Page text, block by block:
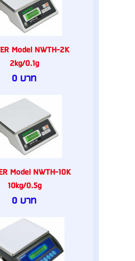
Model NWTH-2K
2kg/0.1g
0 บาท
Model NWTH-10K
10kg/0.5g
0 บาท